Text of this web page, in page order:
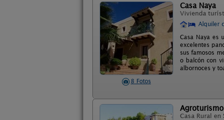
8 Fotos
Casa Naya
Vivienda
Alquiler
Casa Naya es
excelentes
sus famosos
o balcón con
albornoces y
Casa Rural en